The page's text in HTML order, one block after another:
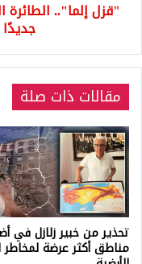
في"قزل إلما".. الطائرة
مقالات ذات صلة
مناطق أكثر عرضة لمخاطر